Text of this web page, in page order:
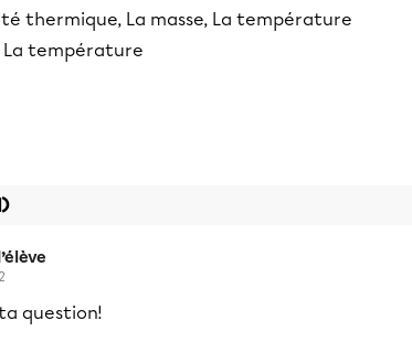
thermique, La masse, La température
La température
question!